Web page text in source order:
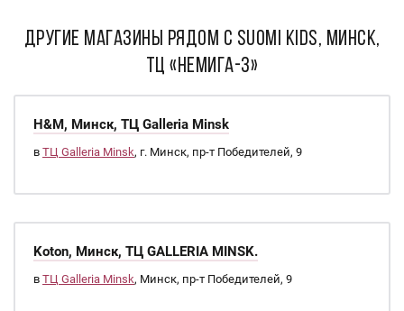
ДРУГИЕ МАГАЗИНЫ РЯДОМ С Suomi Kids, Минск,
ТЦ «Немига-3»
H&M, Минск, ТЦ Galleria Minsk
в ТЦ Galleria Minsk, г. Минск, пр-т Победителей, 9
Koton, Минск, ТЦ GALLERIA MINSK.
в ТЦ Galleria Minsk, Минск, пр-т Победителей, 9